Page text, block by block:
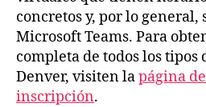
concretos y, por lo general,
Microsoft Teams. Para
completa de todos los tipos
Denver, visiten lapágina
inscripción.